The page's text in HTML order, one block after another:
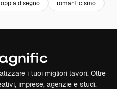
disegno romanticismo
i tuoi migliori lavori. Oltre
imprese, agenzie e studi.